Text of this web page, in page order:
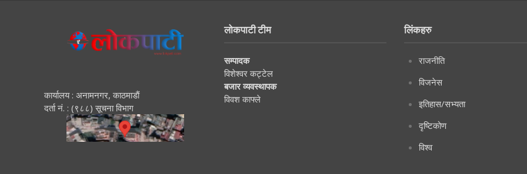
कार्यालय : अनामनगर, काठमाडाैं
दर्ता नं. : (९८८) सूचना विभाग
लोकपाटी टीम
सम्पादक
विशेश्वर कट्टेल
बजार व्यवस्थापक
विवश काफ्ले
लिंकहरु
राजनीति
विजनेस
इतिहास/सभ्यता
दृष्टिकोण
विश्व